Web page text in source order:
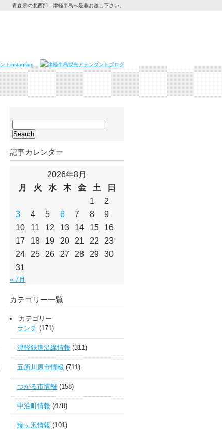
青森県の北西部 津軽半島へ是非お越し下さい。
イ
内
検
記事カレンダー
2026年8月
月
火 水 木 金 土
日
1
2
3
4 5 6 7 8
9
10
11 12 13 14 15
16
17
18 19 20 21 22
23
24
25 26 27 28 29
30
31
« 7月
カテゴリー一覧
カテゴリー
ランチ (171)
津軽鉄道沿線情報 (311)
五所川原市情報 (711)
つがる市情報 (158)
中泊町情報 (478)
鰺ヶ沢情報 (101)